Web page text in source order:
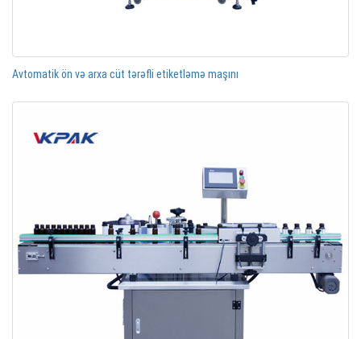
Avtomatik ön və arxa cüt tərəfli etiketləmə maşını